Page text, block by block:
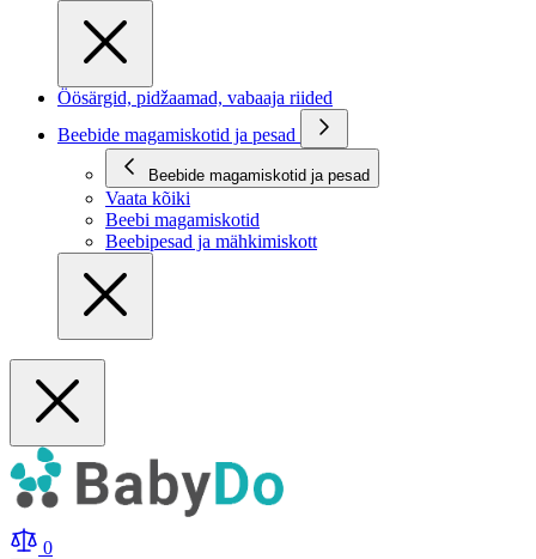
Öösärgid, pidžaamad, vabaaja riided
Beebide magamiskotid ja pesad
Beebide magamiskotid ja pesad
Vaata kõiki
Beebi magamiskotid
Beebipesad ja mähkimiskott
0